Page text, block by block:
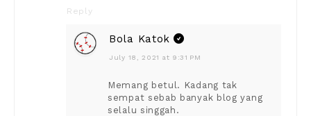
Reply
Bola Katok
July 18, 2021 at 9:31 PM
Memang betul. Kadang tak
sempat sebab banyak blog yang
selalu singgah.